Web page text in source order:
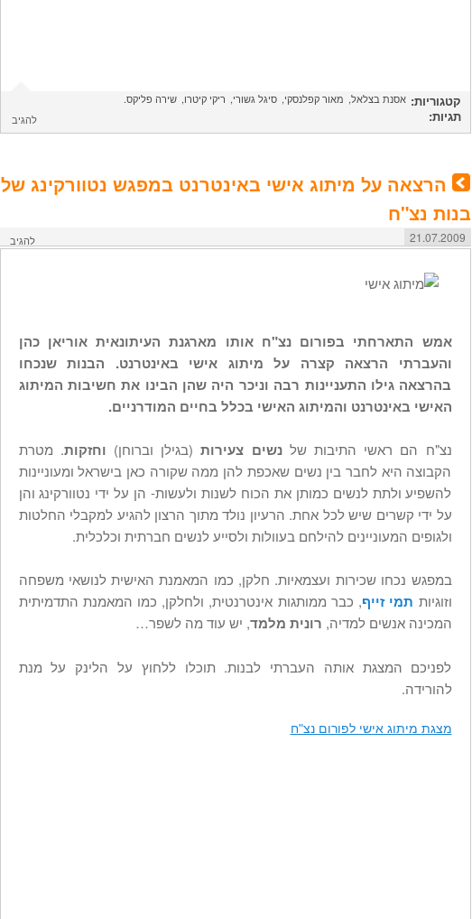
קטגוריות: אסנת בצלאל מאור קפלנסקי סיגל גשורי ריקי קיטרו שירה פליקס
תגיות: להגיב
הרצאה על מיתוג אישי באינטרנט במפגש נטוורקינג של
בנות נצ"ח
21.07.2009 להגיב
אמש התארחתי בפורום נצ"ח אותו מארגנת העיתונאית אוריאן כהן
והעברתי הרצאה קצרה על מיתוג אישי באינטרנט. הבנות שנכחו
בהרצאה גילו התעניינות רבה וניכר היה שהן הבינו את חשיבות המיתוג
האישי באינטרנט והמיתוג האישי בכלל בחיים המודרניים.
נצ"ח הם ראשי התיבות שלנשים צעירות (בגילן וברוחן) וחזקות. מטרת
הקבוצה היא לחבר בין נשים שאכפת להן ממה שקורה כאן בישראל ומעוניינות
להשפיע ולתת לנשים כמותן את הכוח לשנות ולעשות- הן על ידי נטוורקינג והן
על ידי קשרים שיש לכל אחת. הרעיון נולד מתוך הרצון להגיע למקבלי החלטות
ולגופים המעוניינים להילחם בעוולות ולסייע לנשים חברתית וכלכלית.
במפגש נכחו שכירות ועצמאיות. חלקן, כמו המאמנת האישית לנושאי משפחה
וזוגיות תמי זייף, כבר ממותגות אינטרנטית, ולחלקן, כמו המאמנת התדמיתית
המכינה אנשים למדיה, רונית מלמד, יש עוד מה לשפר…
לפניכם המצגת אותה העברתי לבנות. תוכלו ללחוץ על הלינק על מנת
להורידה.
מצגת מיתוג אישי לפורום נצ"ח